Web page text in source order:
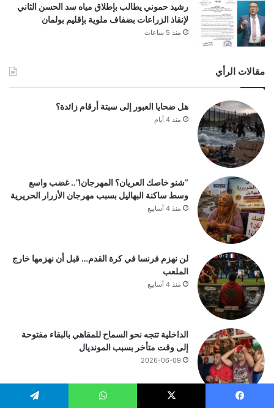
رشيد حموني يطالب بإطلاق مياه سد الحسن الثاني
لإنقاذ الزراعات بضفاف ملوية بإقليم بولمان
منذ 5 ساعات
مقالات الرأي
هل ضحايا العبور إلى سبتة أرقام زائدة؟
منذ 4 أيام
“شنو خاصك العريان؟ المهرجان!”.. غضب واسع
وسط ساكنة البهاليل بسبب مهرجان الأزرار الحريرية
منذ 4 أسابيع
لن نهزم فرنسا في كرة القدم… قبل أن نهزمها خارج
الملعب
منذ 4 أسابيع
الداخلية تتجه نحو السماح للمقاهي بالبقاء مفتوحة
إلى وقت متأخر بسبب المونديال
2026-06-09